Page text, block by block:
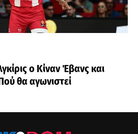
ο Κίναν Έβανς και
θα αγωνιστεί